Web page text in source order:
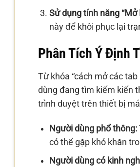
Sử dụng tính năng
này để khôi phục lại
Phân Tích Ý Định
Từ khóa “cách mở các
dùng đang tìm kiếm kiến
trình duyệt trên thiết bị
Người dùng phổ thông:
có thể gặp khó khăn
Người dùng có kinh